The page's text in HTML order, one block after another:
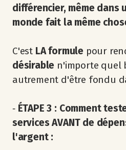
différencier, même dans
monde fait la même
C'est LA formule pour
désirable n'importe quel
autrement d'être fondu
‐ ÉTAPE 3 : Comment
services AVANT de
l'argent :